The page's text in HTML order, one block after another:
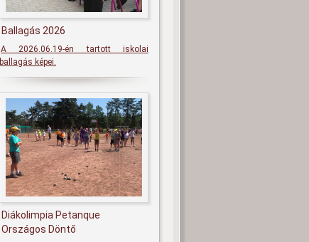
Ballagás 2026
A 2026.06.19-én tartott iskolai
ballagás képei.
Diákolimpia Petanque
Országos Döntő